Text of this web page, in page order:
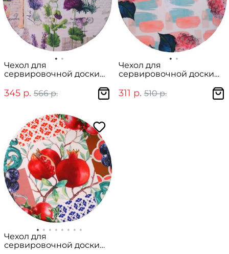
Чехол для
сервировочной доски
настроение"
345 р. 566 р.
Чехол для
сервировочной доски
311 р. 510 р.
Чехол для
сервировочной доски